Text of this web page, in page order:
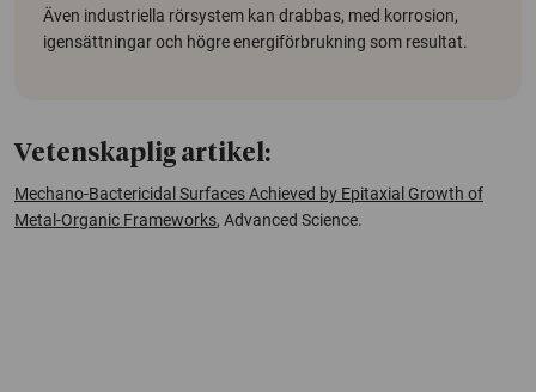
Även industriella rörsystem kan drabbas, med korrosion,
igensättningar och högre energiförbrukning som resultat.
Vetenskaplig artikel:
Mechano-Bactericidal Surfaces Achieved by Epitaxial Growth of
Metal-Organic Frameworks, Advanced Science.